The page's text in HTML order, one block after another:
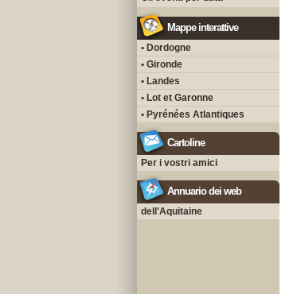
Mappe interattive
• Dordogne
• Gironde
• Landes
• Lot et Garonne
• Pyrénées Atlantiques
Cartoline
Per i vostri amici
Annuario dei web
dell'Aquitaine